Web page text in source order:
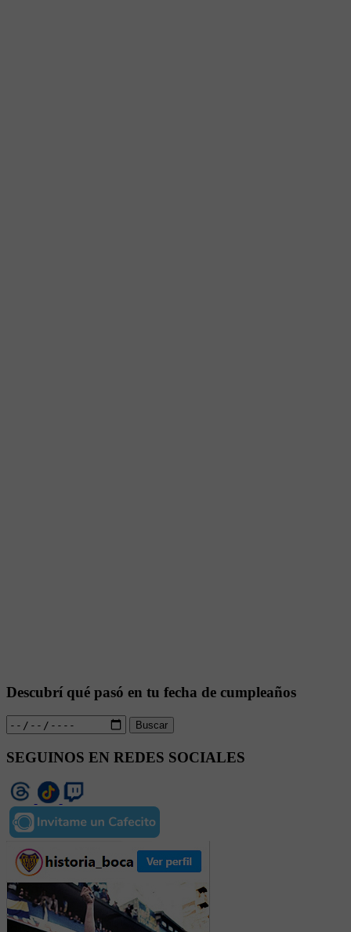
Descubrí qué pasó en tu fecha de cumpleaños
Buscar
SEGUINOS EN REDES SOCIALES